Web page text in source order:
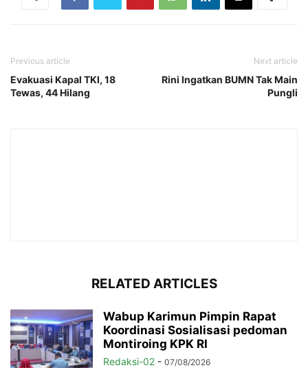
Previous article
Evakuasi Kapal TKI, 18
Tewas, 44 Hilang
Next article
Rini Ingatkan BUMN Tak Main
Pungli
RELATED ARTICLES
Wabup Karimun Pimpin Rapat
Koordinasi Sosialisasi pedoman
Montiroing KPK RI
Redaksi-02 - 07/08/2026